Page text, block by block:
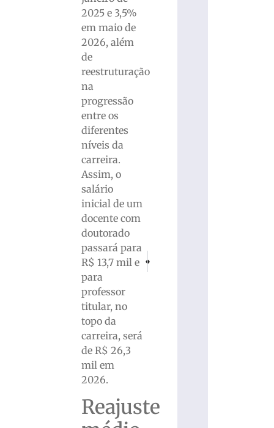
2025 e 3,5%
em maio de
2026, além
de
reestruturação
na
progressão
entre os
diferentes
níveis da
carreira.
Assim, o
salário
inicial de um
docente com
doutorado
passará para
R$ 13,7 mil e
para
professor
titular, no
topo da
carreira, será
de R$ 26,3
mil em
2026.
Reajuste
ANA chama atenção para segurança de